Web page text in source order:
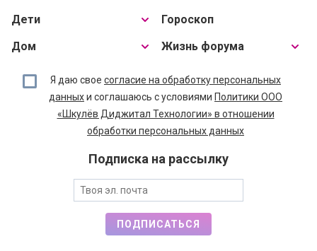
Дети
Дом
Гороскоп
Жизнь форума
Я даю свое согласие на обработку персональных
данныхи соглашаюсь с условиями Политики ООО
«Шкулёв Диджитал Технологии» в отношении
обработки персональных данных
Подписка на рассылку
ПОДПИСАТЬСЯ